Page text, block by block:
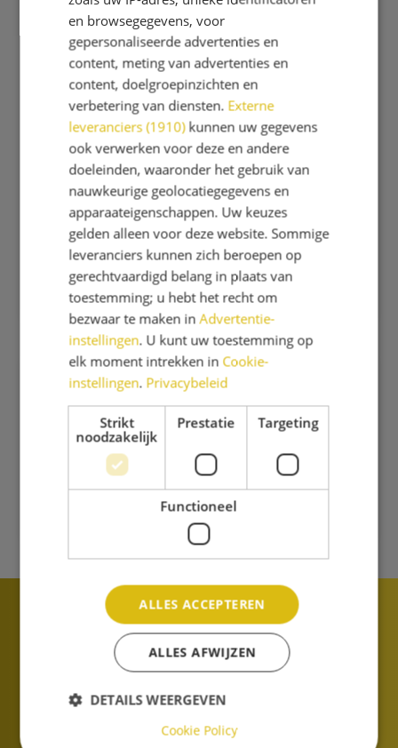
de International School Haarlem.
Onze omgang met elkaar is gebaseerd op
waarden die aan een menswaardige
(school-)samenleving bijdragen, zoals
openheid en eerlijkheid, zorg dragen voor
elkaar, respect en belangstelling hebben voor
andere mensen en voor de wereld om ons heen.
TWijs staat voor vertrouwen hebben in elkaar,
ruimte geven aan de eigen verantwoordelijkheid
en de menselijke maat.
Klik hierom naar de TWijs website te gaan.
Dr. H. Bavinckschool
Ambachtstraat 1
Nederland
administratie.bavinck@twijs.nl
en browsegegevens, voor
gepersonaliseerde advertenties en
content, meting van advertenties en
content, doelgroepinzichten en
verbetering van diensten. Externe
leveranciers (1910)kunnen uw gegevens
ook verwerken voor deze en andere
doeleinden, waaronder het gebruik van
nauwkeurige geolocatiegegevens en
apparaateigenschappen. Uw keuzes
gelden alleen voor deze website. Sommige
leveranciers kunnen zich beroepen op
gerechtvaardigd belang in plaats van
toestemming; u hebt het recht om
bezwaar te maken inAdvertentie-
instellingen. U kunt uw toestemming op
elk moment intrekken in Cookie-
instellingen. Privacybeleid
Strikt
noodzakelijk
Prestatie Targeting
Functioneel
ALLES ACCEPTEREN
ALLES AFWIJZEN
DETAILS WEERGEVEN
Cookie Policy